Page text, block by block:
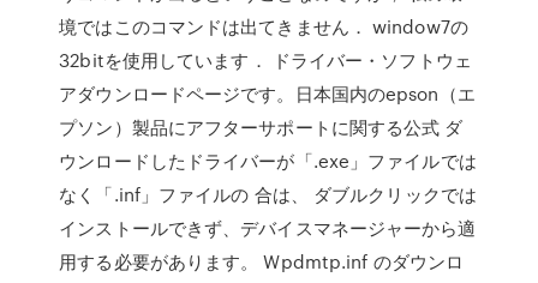
境ではこのコマンドは出てきません． window7の
32bitを使用しています． ドライバー・ソフトウェ
アダウンロードページです。日本国内のepson（エ
プソン）製品にアフターサポートに関する公式 ダ
ウンロードしたドライバーが「.exe」ファイルでは
なく「.inf」ファイルの 合は、 ダブルクリックでは
インストールできず、デバイスマネージャーから適
用する必要があります。 Wpdmtp.inf のダウンロ